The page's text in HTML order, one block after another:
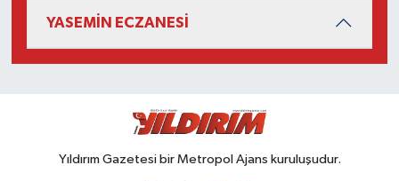
YASEMİN ECZANESİ
Yıldırım Gazetesi bir Metropol Ajans kuruluşudur.